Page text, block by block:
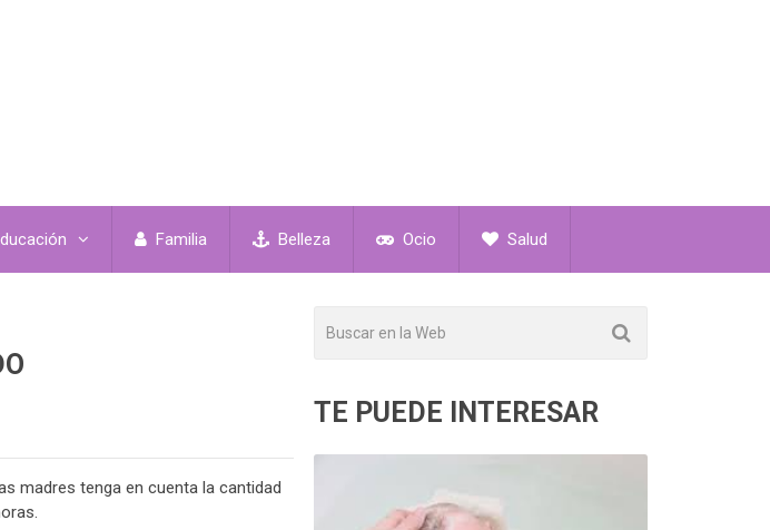
Familia Belleza Ocio Salud
madres tenga en cuenta la cantidad
TE PUEDE INTERESAR